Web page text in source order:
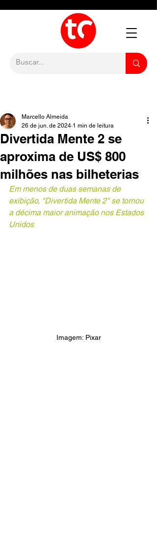
Divertida Mente 2 se
aproxima de US$ 800
milhões nas bilheterias
Marcello Almeida
26 de jun. de 2024 1 min de leitura
Em menos de duas semanas de
exibição, "Divertida Mente 2" se tornou
a décima maior animação nos Estados
Unidos
Imagem: Pixar